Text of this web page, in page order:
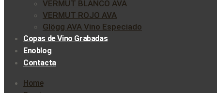
VERMUT BLANCO AVA
VERMUT ROJO AVA
Glögg AVA Vino Especiado
Copas de Vino Grabadas
Enoblog
Contacta
Home